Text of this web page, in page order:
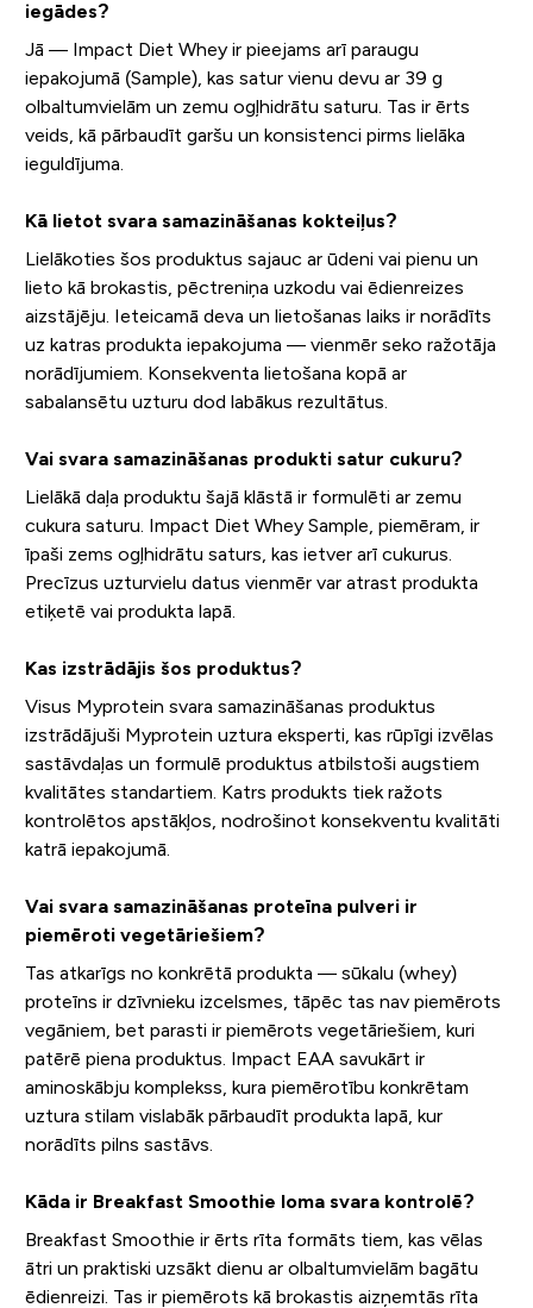
iegādes?
Jā — Impact Diet Whey ir pieejams arī paraugu
iepakojumā (Sample), kas satur vienu devu ar 39 g
olbaltumvielām un zemu ogļhidrātu saturu. Tas ir ērts
veids, kā pārbaudīt garšu un konsistenci pirms lielāka
ieguldījuma.
Kā lietot svara samazināšanas kokteiļus?
Lielākoties šos produktus sajauc ar ūdeni vai pienu un
lieto kā brokastis, pēctreniņa uzkodu vai ēdienreizes
aizstājēju. Ieteicamā deva un lietošanas laiks ir norādīts
uz katras produkta iepakojuma — vienmēr seko ražotāja
norādījumiem. Konsekventa lietošana kopā ar
sabalansētu uzturu dod labākus rezultātus.
Vai svara samazināšanas produkti satur cukuru?
Lielākā daļa produktu šajā klāstā ir formulēti ar zemu
cukura saturu. Impact Diet Whey Sample, piemēram, ir
īpaši zems ogļhidrātu saturs, kas ietver arī cukurus.
Precīzus uzturvielu datus vienmēr var atrast produkta
etiķetē vai produkta lapā.
Kas izstrādājis šos produktus?
Visus Myprotein svara samazināšanas produktus
izstrādājuši Myprotein uztura eksperti, kas rūpīgi izvēlas
sastāvdaļas un formulē produktus atbilstoši augstiem
kvalitātes standartiem. Katrs produkts tiek ražots
kontrolētos apstākļos, nodrošinot konsekventu kvalitāti
katrā iepakojumā.
Vai svara samazināšanas proteīna pulveri ir
piemēroti vegetāriešiem?
Tas atkarīgs no konkrētā produkta — sūkalu (whey)
proteīns ir dzīvnieku izcelsmes, tāpēc tas nav piemērots
vegāniem, bet parasti ir piemērots vegetāriešiem, kuri
patērē piena produktus. Impact EAA savukārt ir
aminoskābju komplekss, kura piemērotību konkrētam
uztura stilam vislabāk pārbaudīt produkta lapā, kur
norādīts pilns sastāvs.
Kāda ir Breakfast Smoothie loma svara kontrolē?
Breakfast Smoothie ir ērts rīta formāts tiem, kas vēlas
ātri un praktiski uzsākt dienu ar olbaltumvielām bagātu
ēdienreizi. Tas ir piemērots kā brokastis aizņemtās rīta